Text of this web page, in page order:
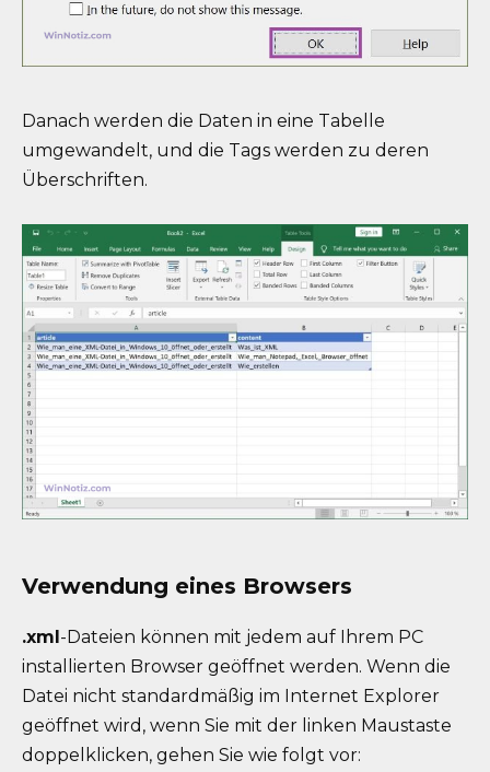
Danach werden die Daten in eine Tabelle
umgewandelt, und die Tags werden zu deren
Überschriften.
Verwendung eines Browsers
.xml -Dateien können mit jedem auf Ihrem PC
installierten Browser geöffnet werden. Wenn die
Datei nicht standardmäßig im Internet Explorer
geöffnet wird, wenn Sie mit der linken Maustaste
doppelklicken, gehen Sie wie folgt vor: